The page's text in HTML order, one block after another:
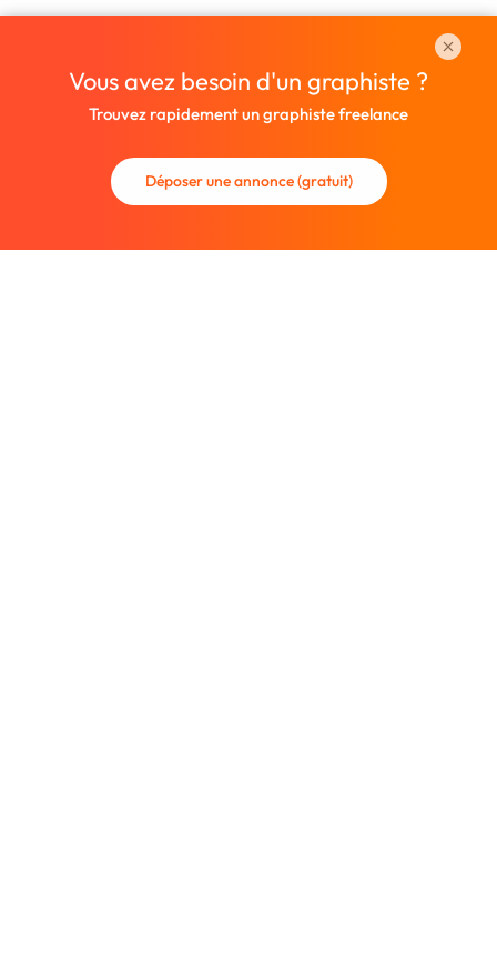
Vous avez besoin d'un graphiste ?
Trouvez rapidement un graphiste freelance
Déposer une annonce (gratuit)